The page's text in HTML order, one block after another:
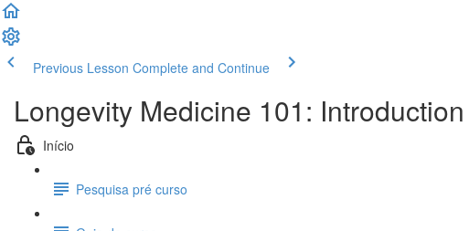
Previous Lesson Complete and Continue
Longevity Medicine 101:
Início
Pesquisa pré curso